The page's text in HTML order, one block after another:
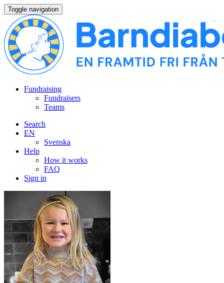
Toggle navigation
Fundraising
Fundraisers
Teams
Search
EN
Svenska
Help
How it works
FAQ
Sign in